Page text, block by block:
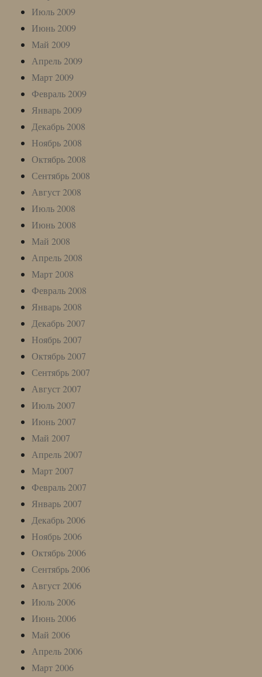
Июль 2009
Июнь 2009
Май 2009
Апрель 2009
Март 2009
Февраль 2009
Январь 2009
Декабрь 2008
Ноябрь 2008
Октябрь 2008
Сентябрь 2008
Август 2008
Июль 2008
Июнь 2008
Май 2008
Апрель 2008
Март 2008
Февраль 2008
Январь 2008
Декабрь 2007
Ноябрь 2007
Октябрь 2007
Сентябрь 2007
Август 2007
Июль 2007
Июнь 2007
Май 2007
Апрель 2007
Март 2007
Февраль 2007
Январь 2007
Декабрь 2006
Ноябрь 2006
Октябрь 2006
Сентябрь 2006
Август 2006
Июль 2006
Июнь 2006
Май 2006
Апрель 2006
Март 2006